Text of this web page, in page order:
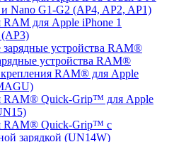
Nano G1-G2 (AP4, AP2, AP1)
для Apple iPhone 1
(AP3)
устройства RAM®
RAM® для Apple
RAM® Quick-Grip™ для Apple
RAM® Quick-Grip™ с
зарядкой (UN14W)